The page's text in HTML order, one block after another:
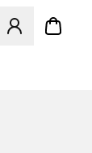
Abre un modal